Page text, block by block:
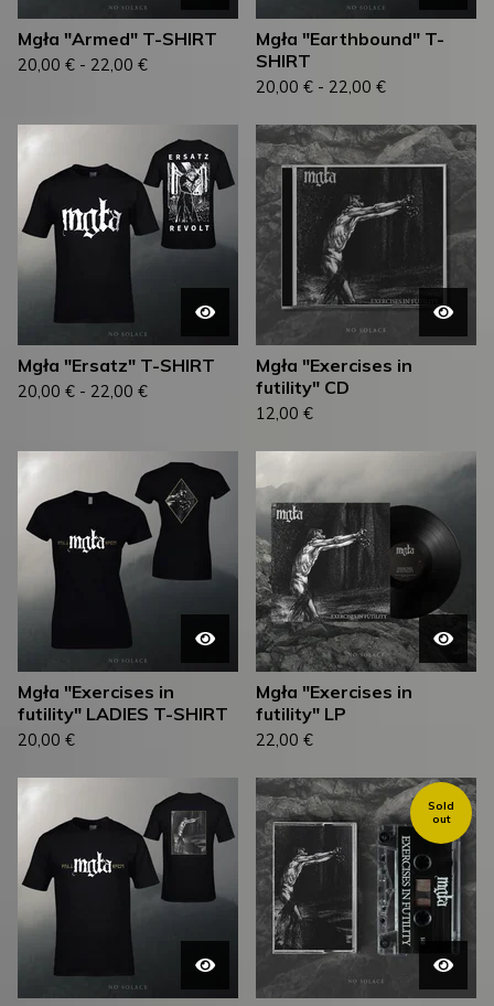
Mgła "Armed" T-SHIRT
20,00 € - 22,00 €
Mgła "Earthbound" T-
SHIRT
20,00 € - 22,00 €
Mgła "Ersatz" T-SHIRT
20,00 € - 22,00 €
Mgła "Exercises in
futility" CD
12,00 €
Mgła "Exercises in
futility" LADIES T-SHIRT
20,00 €
Mgła "Exercises in
futility" LP
22,00 €
Sold
out